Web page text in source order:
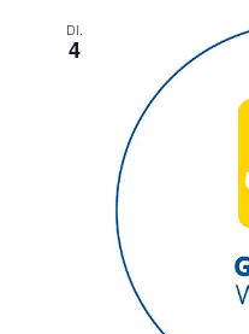
DI.
4